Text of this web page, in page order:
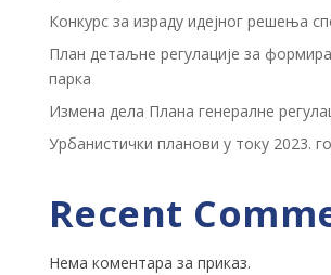
Конкурс за израду идејног решења
План детаљне регулације за
парка
Измена дела Плана генералне
Урбанистички планови у току 2023.
Recent
Нема коментара за приказ.